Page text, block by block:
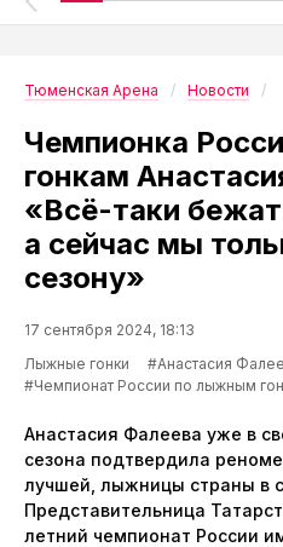
Тюменская Арена Новости
Чемпионка
гонкам
«Всё-таки
а сейчас мы
сезону»
17 сентября 2024, 18:13
Лыжные гонки
#Анастасия
#Чемпионат России по лыжным
Анастасия Фалеева уже в
сезона подтвердила
лучшей, лыжницы страны в
Представительница
летний чемпионат России